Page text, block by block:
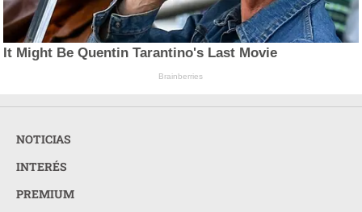
It Might Be Quentin Tarantino's Last Movie
Brainberries
NOTICIAS
INTERÉS
PREMIUM